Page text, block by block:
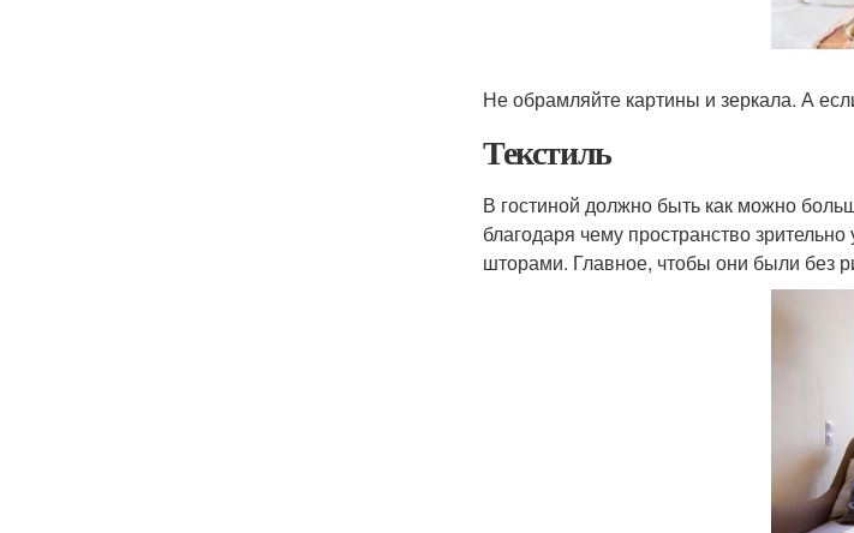
Не обрамляйте картины и зеркала. А
Текстиль
В гостиной должно быть как можно
благодаря чему пространство
шторами. Главное, чтобы они были без